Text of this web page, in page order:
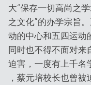
大“保存一切高尚之
之文化”的办学宗旨
动的中心和五四运动
同时也不得不面对来
迫害，一度有上千名
，蔡元培校长也曾被